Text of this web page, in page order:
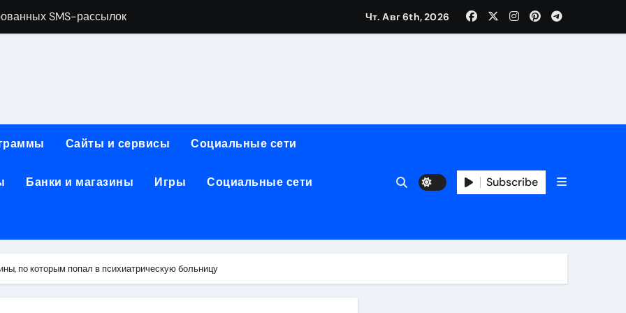
SMS-рассылок
анимации и восстановления фото и видео
почтой: функции, архитектура и безопасность
для современных профессий
преимущества, популярные решения и критерии выбора безопасного кошелька
и пополнение в USDT: возможности, правовой статус и риски
данных и сетевого оборудования под рабочие задачи
Чт. Авг 6th, 2026
Сайты и сервисы Социальные сети
Банки и магазины Игры Социальные сети Subscribe
по которым попал в психиатрическую больницу